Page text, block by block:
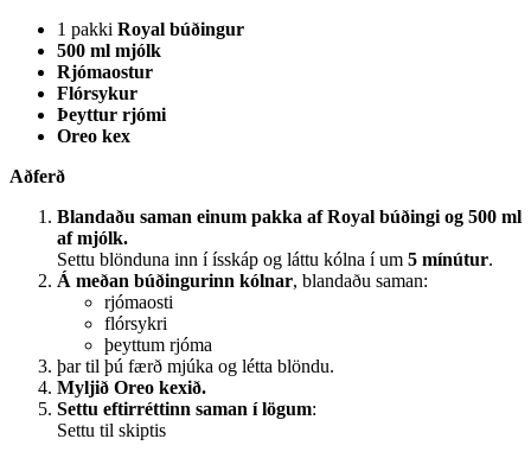
1 pakki Royal búðingur
500 ml mjólk
Rjómaostur
Flórsykur
Þeyttur rjómi
Oreo kex
Aðferð
Blandaðu saman einum pakka af Royal búðingi og 500 ml
af mjólk.
Settu blönduna inn í ísskáp og láttu kólna í um 5 mínútur.
Á meðan búðingurinn kólnar, blandaðu saman:
rjómaosti
flórsykri
þeyttum rjóma
þar til þú færð mjúka og létta blöndu.
Myljið Oreo kexið.
Settu eftirréttinn saman í lögum:
Settu til skiptis